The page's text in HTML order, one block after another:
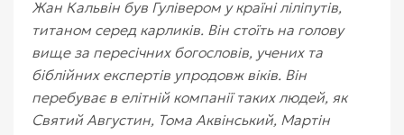
Жан Кальвін був Гулівером у країні ліліпутів,
титаном серед карликів. Він стоїть на голову
вище за пересічних богословів, учених та
біблійних експертів упродовж віків. Він
перебуває в елітній компанії таких людей, як
Святий Августин, Тома Аквінський, Мартін